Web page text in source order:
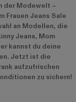
der Modewelt –
Frauen Jeans Sale
an Modellen, die
Jeans, Mom
kannst du deine
Jetzt ist die
aufzufrischen
zu sichern!